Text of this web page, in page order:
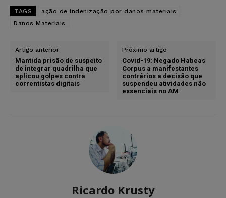
TAGS
ação de indenização por danos materiais
Danos Materiais
Artigo anterior
Mantida prisão de suspeito
de integrar quadrilha que
aplicou golpes contra
correntistas digitais
Próximo artigo
Covid-19: Negado Habeas
Corpus a manifestantes
contrários a decisão que
suspendeu atividades não
essenciais no AM
Ricardo Krusty